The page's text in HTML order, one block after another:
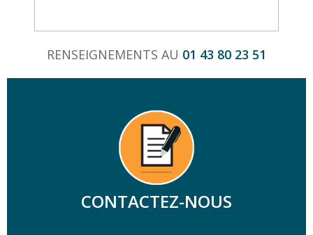
RENSEIGNEMENTS AU 01 43 80 23 51
CONTACTEZ-NOUS